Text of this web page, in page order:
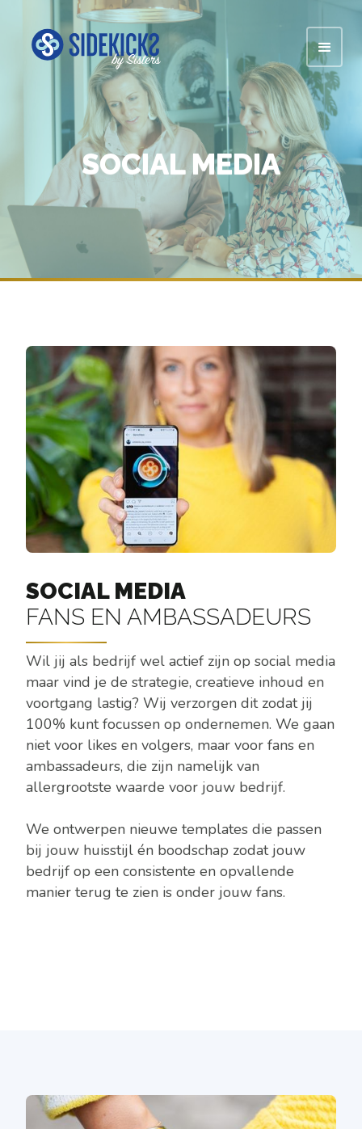
SOCIAL MEDIA
SOCIAL MEDIA
FANS EN AMBASSADEURS
Wil jij als bedrijf wel actief zijn op social media
maar vind je de strategie, creatieve inhoud en
voortgang lastig? Wij verzorgen dit zodat jij
100% kunt focussen op ondernemen. We gaan
niet voor likes en volgers, maar voor fans en
ambassadeurs, die zijn namelijk van
allergrootste waarde voor jouw bedrijf.
We ontwerpen nieuwe templates die passen
bij jouw huisstijl én boodschap zodat jouw
bedrijf op een consistente en opvallende
manier terug te zien is onder jouw fans.